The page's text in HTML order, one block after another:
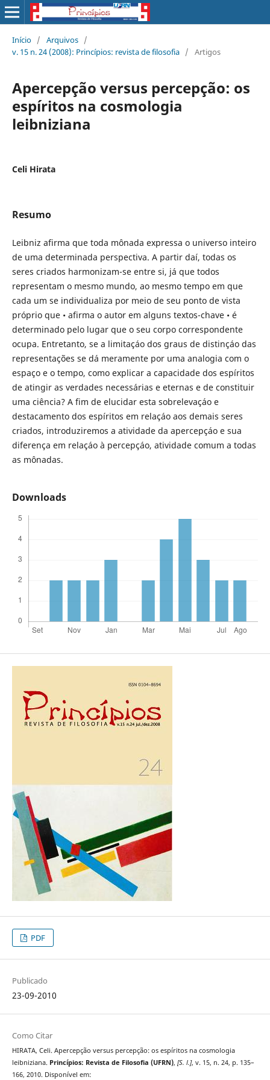
Início / Arquivos /
v. 15 n. 24 (2008): Princípios: revista de filosofia / Artigos
Apercepção versus percepção: os
espí­ritos na cosmologia
leibniziana
Celi Hirata
Resumo
Leibniz afirma que toda mônada expressa o universo inteiro
de uma determinada perspectiva. A partir daí, todas os
seres criados harmonizam-se entre si, já que todos
representam o mesmo mundo, ao mesmo tempo em que
cada um se individualiza por meio de seu ponto de vista
próprio que • afirma o autor em alguns textos-chave • é
determinado pelo lugar que o seu corpo correspondente
ocupa. Entretanto, se a limitaçáo dos graus de distinçáo das
representações se dá meramente por uma analogia com o
espaço e o tempo, como explicar a capacidade dos espíritos
de atingir as verdades necessárias e eternas e de constituir
uma ciência? A fim de elucidar esta sobrelevaçáo e
destacamento dos espíritos em relaçáo aos demais seres
criados, introduziremos a atividade da apercepçáo e sua
diferença em relaçáo à percepçáo, atividade comum a todas
as mônadas.
Downloads
PDF
Publicado
23-09-2010
Como Citar
HIRATA, Celi. Apercepção versus percepção: os espí­ritos na cosmologia
leibniziana. Princípios: Revista de Filosofia (UFRN), [S. l.], v. 15, n. 24, p. 135–
166, 2010. Disponível em: